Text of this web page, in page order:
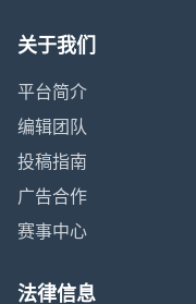
关于我们
平台简介
编辑团队
投稿指南
广告合作
赛事中心
法律信息